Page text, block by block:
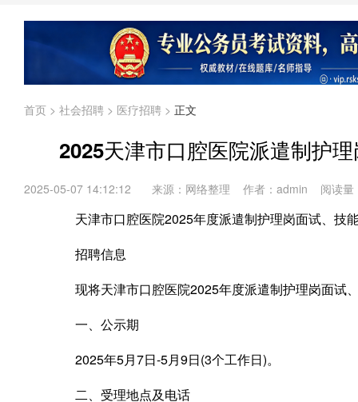
首页 > 社会招聘 > 医疗招聘 > 正文
2025天津市口腔医院派遣制护
2025-05-07 14:12:12 来源：网络整理 作者：admin 阅读量
天津市口腔医院2025年度派遣制护理岗面试、技
招聘信息
现将天津市口腔医院2025年度派遣制护理岗面试
一、公示期
2025年5月7日-5月9日(3个工作日)。
二、受理地点及电话